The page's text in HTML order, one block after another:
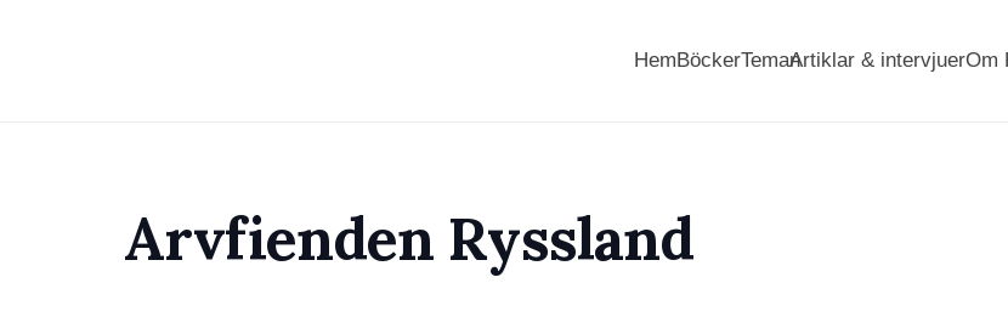
HemBöckerTemanArtiklar & intervjuerOm
Arvfienden Ryssland